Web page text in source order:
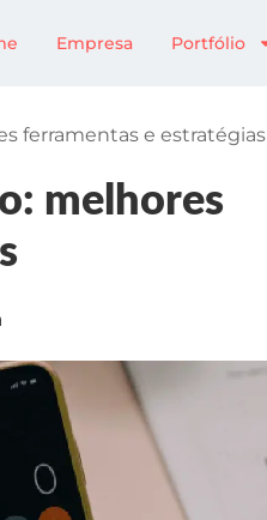
Empresa Portfólio
ferramentas e estratégias
melhores